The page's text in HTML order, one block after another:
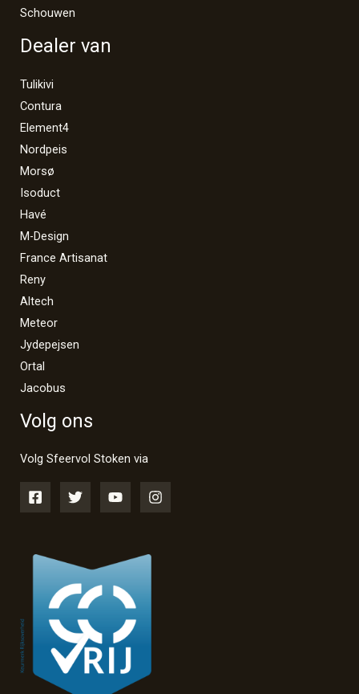
Schouwen
Dealer van
Tulikivi
Contura
Element4
Nordpeis
Morsø
Isoduct
Havé
M-Design
France Artisanat
Reny
Altech
Meteor
Jydepejsen
Ortal
Jacobus
Volg ons
Volg Sfeervol Stoken via